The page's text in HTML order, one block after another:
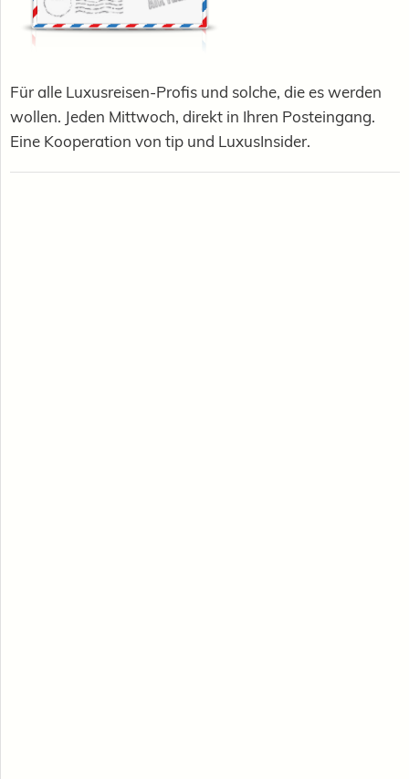
Für alle Luxusreisen-Profis und solche, die es werden
wollen. Jeden Mittwoch, direkt in Ihren Posteingang.
Eine Kooperation von tip und LuxusInsider.